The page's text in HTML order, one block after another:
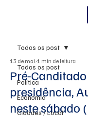
Todos os post
Política
Economia
Cidades / Local
Todos os post
Pré-
presidência,
neste sábado
13 de mai. 1 min de leitura